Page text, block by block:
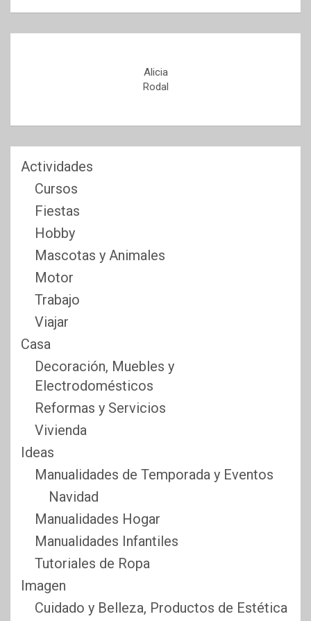
Alicia
Rodal
Actividades
Cursos
Fiestas
Hobby
Mascotas y Animales
Motor
Trabajo
Viajar
Casa
Decoración, Muebles y
Electrodomésticos
Reformas y Servicios
Vivienda
Ideas
Manualidades de Temporada y Eventos
Navidad
Manualidades Hogar
Manualidades Infantiles
Tutoriales de Ropa
Imagen
Cuidado y Belleza, Productos de Estética